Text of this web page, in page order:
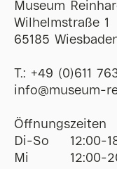
Museum
Wilhelmstraße 1
65185
T.: +49 (0)611
ofni@museum-
Öffnungszeiten
Di-So
12:00-
Mi
12:00-